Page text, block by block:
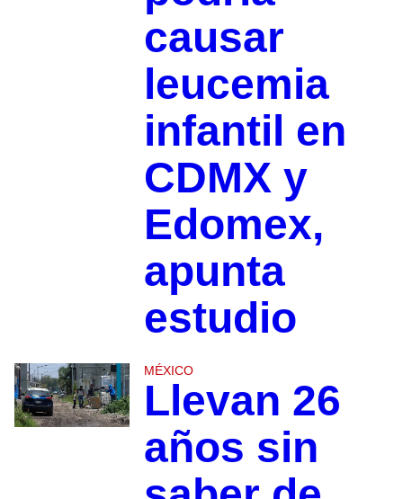
causar
leucemia
infantil en
CDMX y
Edomex,
apunta
estudio
MÉXICO
Llevan 26
años sin